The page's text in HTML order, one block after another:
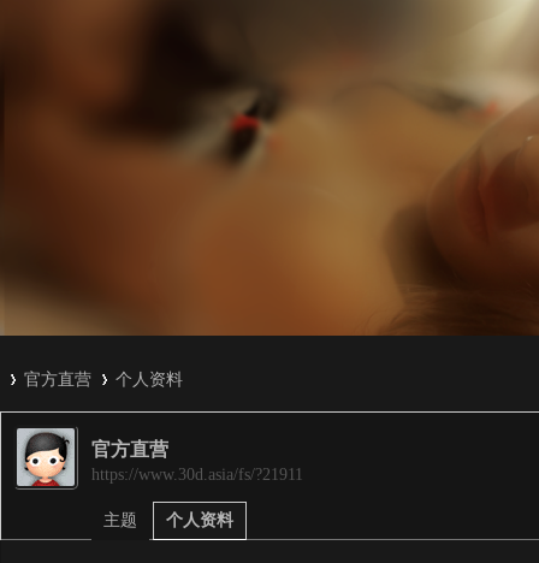
官方直营
›
个人资料
官方直营
https://www.30d.asia/fs/?21911
主题 个人资料